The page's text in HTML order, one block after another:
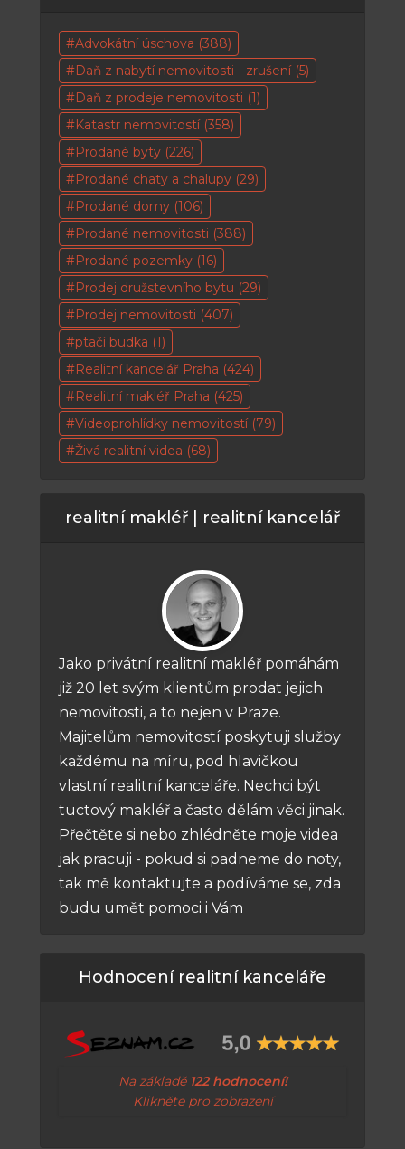
Advokátní úschova (388)
Daň z nabytí nemovitosti - zrušení(5)
Daň z prodeje nemovitosti (1)
Katastr nemovitostí(358)
Prodané byty (226)
Prodané chaty a chalupy (29)
Prodané domy (106)
Prodané nemovitosti (388)
Prodané pozemky (16)
Prodej družstevního bytu (29)
Prodej nemovitosti (407)
ptačí budka (1)
Realitní kancelář Praha (424)
Realitní makléř Praha (425)
Videoprohlídky nemovitostí(79)
Živá realitní videa (68)
realitní makléř | realitní kancelář
Jako privátní realitní makléř pomáhám
již 20 let svým klientům prodat jejich
nemovitosti, a to nejen v Praze.
Majitelům nemovitostí poskytuji služby
každému na míru, pod hlavičkou
vlastní realitní kanceláře. Nechci být
tuctový makléř a často dělám věci jinak.
Přečtěte si nebo zhlédněte moje videa
jak pracuji - pokud si padneme do noty,
tak mě kontaktujte a podíváme se, zda
budu umět pomoci i Vám
Hodnocení realitní kanceláře
Na základě 122 hodnocení!
Klikněte pro zobrazení